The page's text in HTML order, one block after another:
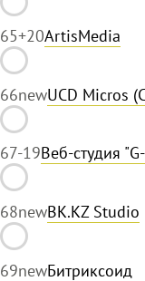
65+20ArtisMedia
66newUCD Micros
67-19Веб-студия
68newBK.KZ Studio
69newБитриксоид